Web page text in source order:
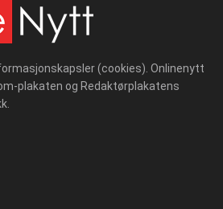
(cookies). Onlinenytt
plakaten og Redaktørplakatens